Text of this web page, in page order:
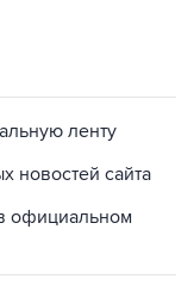
ленту
новостей сайта
официальном